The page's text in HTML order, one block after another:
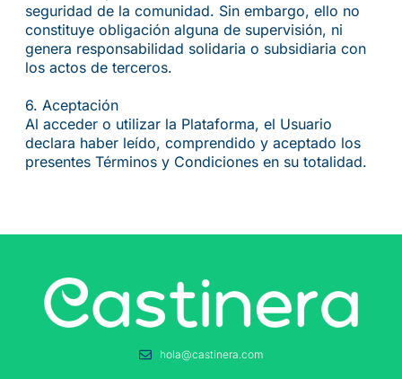
seguridad de la comunidad. Sin embargo, ello no
constituye obligación alguna de supervisión, ni
genera responsabilidad solidaria o subsidiaria con
los actos de terceros.
6.⁠ ⁠Aceptación
Al acceder o utilizar la Plataforma, el Usuario
declara haber leído, comprendido y aceptado los
presentes Términos y Condiciones en su totalidad.
hola@castinera.com